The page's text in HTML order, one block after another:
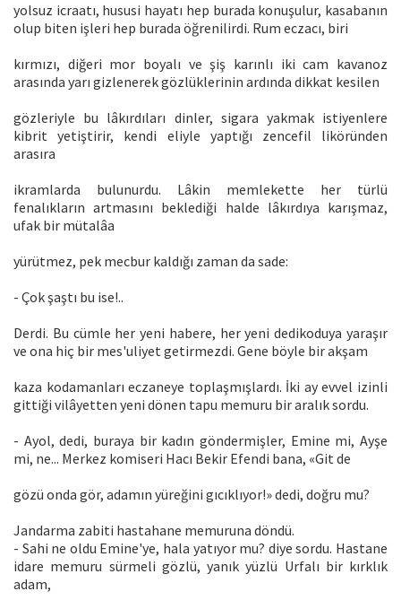
yolsuz icraatı, hususi hayatı hep burada konuşulur, kasabanın
olup biten işleri hep burada öğrenilirdi. Rum eczacı, biri
kırmızı, diğeri mor boyalı ve şiş karınlı iki cam kavanoz
arasında yarı gizlenerek gözlüklerinin ardında dikkat kesilen
gözleriyle bu lâkırdıları dinler, sigara yakmak istiyenlere
kibrit yetiştirir, kendi eliyle yaptığı zencefil liköründen
arasıra
ikramlarda bulunurdu. Lâkin memlekette her türlü
fenalıkların artmasını beklediği halde lâkırdıya karışmaz,
ufak bir mütalâa
yürütmez, pek mecbur kaldığı zaman da sade:
- Çok şaştı bu ise!..
Derdi. Bu cümle her yeni habere, her yeni dedikoduya yaraşır
ve ona hiç bir mes'uliyet getirmezdi. Gene böyle bir akşam
kaza kodamanları eczaneye toplaşmışlardı. İki ay evvel izinli
gittiği vilâyetten yeni dönen tapu memuru bir aralık sordu.
- Ayol, dedi, buraya bir kadın göndermişler, Emine mi, Ayşe
mi, ne... Merkez komiseri Hacı Bekir Efendi bana, «Git de
gözü onda gör, adamın yüreğini gıcıklıyor!» dedi, doğru mu?
Jandarma zabiti hastahane memuruna döndü.
- Sahi ne oldu Emine'ye, hala yatıyor mu? diye sordu. Hastane
idare memuru sürmeli gözlü, yanık yüzlü Urfalı bir kırklık
adam,